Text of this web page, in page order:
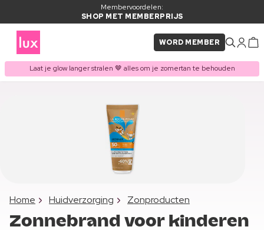
Membervoordelen:
SHOP MET MEMBERPRIJS
WORD MEMBER
Laat je glow langer stralen 🤎 alles om je zomertan te behouden
Home Huidverzorging Zonproducten
Zonnebrand voor kinderen